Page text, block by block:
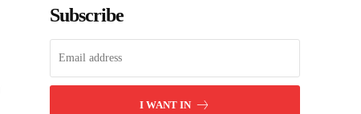
Subscribe
I WANT IN